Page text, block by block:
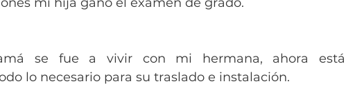
se fue a vivir con mi hermana, ahora está
lo necesario para su traslado e instalación.